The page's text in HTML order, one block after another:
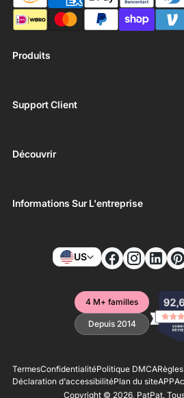
Produits
Support Client
Découvrir
Informations Sur L'entreprise
US
4 M+ familles
Depuis 2014
TermesConfidentialitéPolitique DMCA
Déclaration d'accessibilitéPlan du siteAPP
Copyright © 2026, PatPat.